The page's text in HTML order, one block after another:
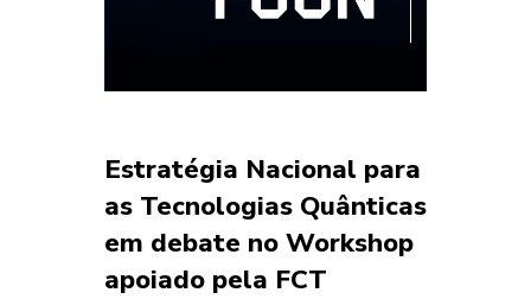
Estratégia Nacional para
as Tecnologias Quânticas
em debate no Workshop
apoiado pela FCT